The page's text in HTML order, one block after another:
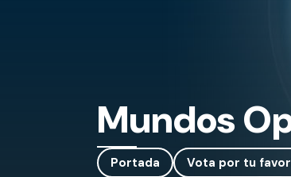
Mundos
Portada Vota por tu